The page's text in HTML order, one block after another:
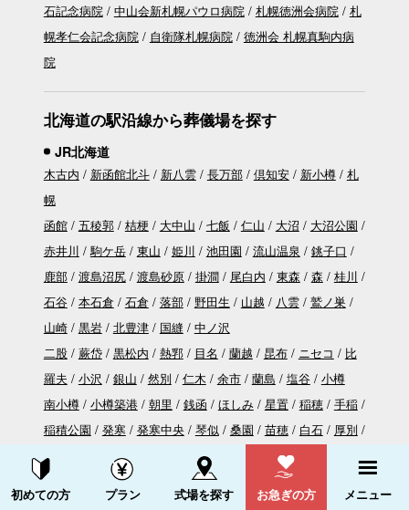
石記念病院
中山会新札幌パウロ病院 札幌徳洲会病院
札
幌孝仁会記念病院
自衛隊札幌病院
徳洲会 札幌真駒内病
院
北海道の駅沿線から葬儀場を探す
JR北海道
木古内 新函館北斗 新八雲 長万部 倶知安 新小樽
札
幌
函館
五稜郭 桔梗 大中山 七飯 仁山 大沼
大沼公園
赤井川
駒ケ岳 東山 姫川 池田園 流山温泉
銚子口
鹿部
渡島沼尻 渡島砂原 掛澗 尾白内 東森 森
桂川
石谷
本石倉 石倉 落部 野田生 山越 八雲
鷲ノ巣
山崎
黒岩 北豊津 国縫
中ノ沢
二股
蕨岱 黒松内 熱郛 目名 蘭越 昆布 ニセコ
比
羅夫
小沢 銀山 然別 仁木 余市 蘭島 塩谷
小樽
南小樽
小樽築港 朝里 銭函 ほしみ 星置 稲穂
手稲
稲積公園
発寒 発寒中央 琴似 桑園 苗穂 白石
厚別
森林公園
大麻 江別 幌向
岩見沢
峰延 光珠内 美唄 茶志内 奈井江
滝川
江部乙 妹背牛 深川 納内 伊納 近文 旭川
資料請求する 電話をかける
初めての方 プラン 式場を探す お急ぎの方 メニュー